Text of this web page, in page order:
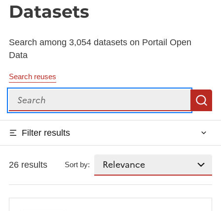
Datasets
Search among 3,054 datasets on Portail Open
Data
Search reuses
Search
Filter results
26 results Sort by: